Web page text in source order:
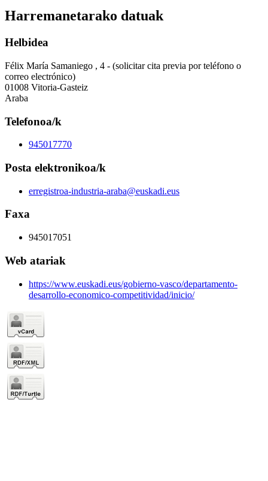
Harremanetarako datuak
Helbidea
Félix María Samaniego , 4 - (solicitar cita previa por teléfono o
correo electrónico)
01008 Vitoria-Gasteiz
Araba
Telefonoa/k
945017770
Posta elektronikoa/k
erregistroa-industria-araba@euskadi.eus
Faxa
945017051
Web atariak
https://www.euskadi.eus/gobierno-vasco/departamento-
desarrollo-economico-competitividad/inicio/